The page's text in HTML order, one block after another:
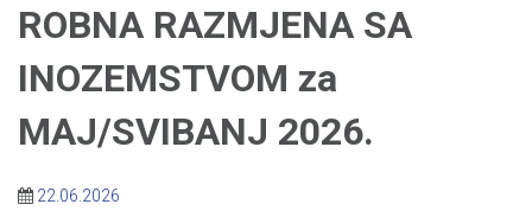
ROBNA RAZMJENA SA
INOZEMSTVOM za
MAJ/SVIBANJ 2026.
22.06.2026